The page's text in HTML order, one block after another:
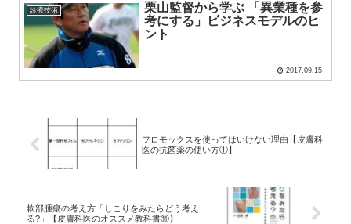
診療技術
栗山監督から学ぶ 「異業種を参
考にする」ビジネスモデルのヒ
ント
2017.09.15
フロモックスを使ってはいけない理由【皮膚科
医の抗菌薬の使い方①】
軟部腫瘍の考え方「しこりをみたらどう考え
る?」【皮膚科医のオススメ教科書⑪】